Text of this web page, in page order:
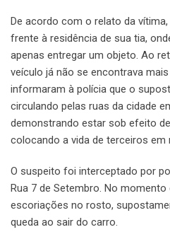
De acordo com o relato da
frente à residência de sua tia,
apenas entregar um objeto. Ao
veículo já não se encontrava
informaram à polícia que o
circulando pelas ruas da cidade
demonstrando estar sob efeito
colocando a vida de terceiros em
O suspeito foi interceptado por
Rua 7 de Setembro. No
escoriações no rosto,
queda ao sair do carro.